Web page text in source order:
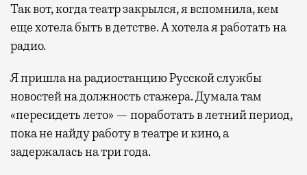
Так вот, когда театр закрылся, я вспомнила, кем
еще хотела быть в детстве. А хотела я работать на
радио.
Я пришла на радиостанцию Русской службы
новостей на должность стажера. Думала там
«пересидеть лето» — поработать в летний период,
пока не найду работу в театре и кино, а
задержалась на три года.